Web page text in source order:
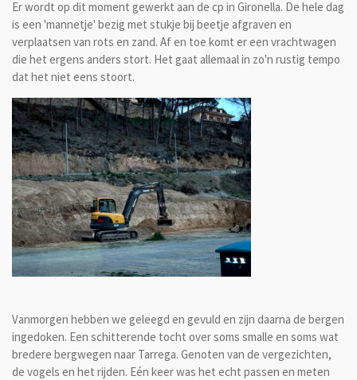
Er wordt op dit moment gewerkt aan de cp in Gironella. De hele dag
is een 'mannetje' bezig met stukje bij beetje afgraven en
verplaatsen van rots en zand. Af en toe komt er een vrachtwagen
die het ergens anders stort. Het gaat allemaal in zo'n rustig tempo
dat het niet eens stoort.
Vanmorgen hebben we geleegd en gevuld en zijn daarna de bergen
ingedoken. Een schitterende tocht over soms smalle en soms wat
bredere bergwegen naar Tarrega. Genoten van de vergezichten,
de vogels en het rijden. Eén keer was het echt passen en meten